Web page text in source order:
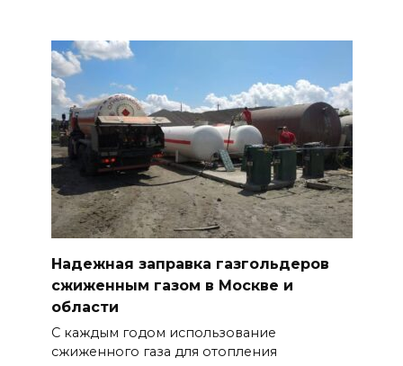
Надежная заправка газгольдеров
сжиженным газом в Москве и
области
С каждым годом использование
сжиженного газа для отопления